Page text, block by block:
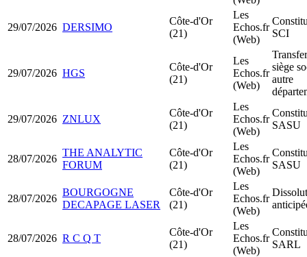
29/07/2026 DERSIMO
Côte-d'Or
(21)
Les
Echos.fr
(Web)
SCI
29/07/2026 HGS
Côte-d'Or
(21)
Les
Echos.fr
(Web)
siège
autre
29/07/2026 ZNLUX
Côte-d'Or
(21)
Les
Echos.fr
(Web)
SASU
28/07/2026
THE ANALYTIC
FORUM
Côte-d'Or
(21)
Les
Echos.fr
(Web)
SASU
28/07/2026
BOURGOGNE
DECAPAGE LASER
Côte-d'Or
(21)
Les
Echos.fr
(Web)
28/07/2026 R C Q T
Côte-d'Or
(21)
Les
Echos.fr
(Web)
SARL